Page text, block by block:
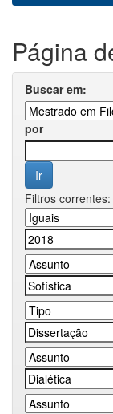
Página
Buscar em:
por
Filtros correntes: